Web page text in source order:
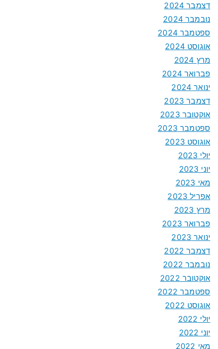
דצמבר 2024
נובמבר 2024
ספטמבר 2024
אוגוסט 2024
מרץ 2024
פברואר 2024
ינואר 2024
דצמבר 2023
אוקטובר 2023
ספטמבר 2023
אוגוסט 2023
יולי 2023
יוני 2023
מאי 2023
אפריל 2023
מרץ 2023
פברואר 2023
ינואר 2023
דצמבר 2022
נובמבר 2022
אוקטובר 2022
ספטמבר 2022
אוגוסט 2022
יולי 2022
יוני 2022
מאי 2022